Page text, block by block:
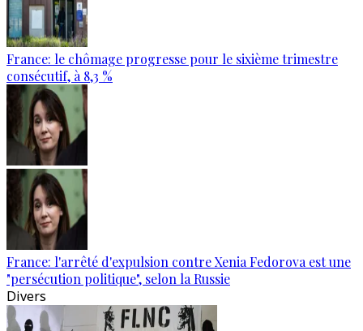
France: le chômage progresse pour le sixième trimestre
consécutif, à 8,3 %
France: l'arrêté d'expulsion contre Xenia Fedorova est une
"persécution politique", selon la Russie
Divers